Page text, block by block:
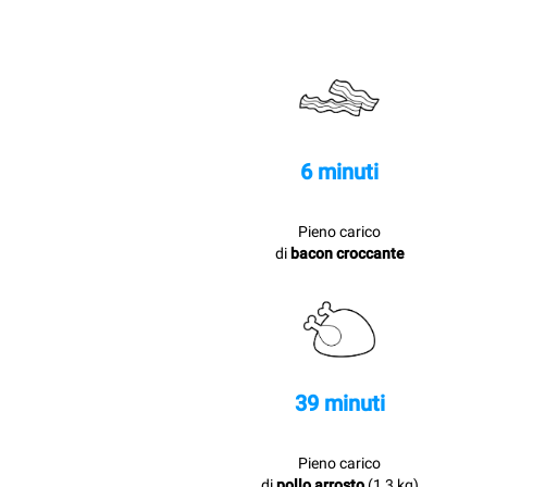
6 minuti
Pieno carico
di bacon croccante
39 minuti
Pieno carico